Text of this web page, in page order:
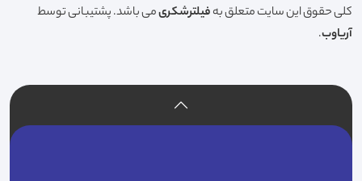
کلی حقوق این سایت متعلق بهفیلترشکریمی باشد. پشتیبانی توسط
آریاوب.